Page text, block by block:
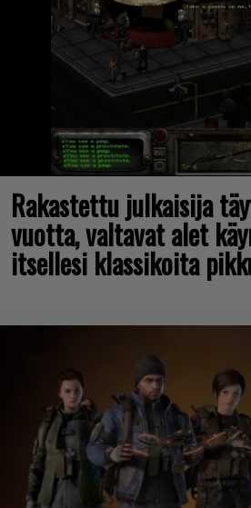
Rakastettu julkaisija
vuotta, valtavat alet
itsellesi klassikoita